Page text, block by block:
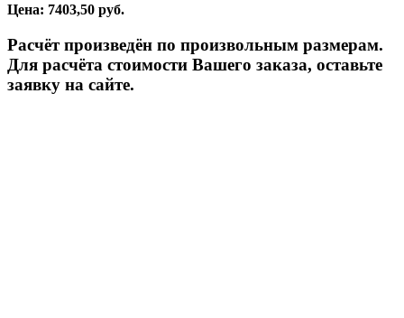
Цена: 7403,50 руб.
Расчёт произведён по произвольным размерам.
Для расчёта стоимости Вашего заказа, оставьте
заявку на сайте.